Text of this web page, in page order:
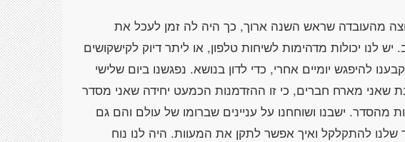
מהעובדה שראש השנה ארוך, כך היה לה זמן לעכל את
לנו יכולות מדהימות לשיחות טלפון, או ליתר דיוק לקישקושים
להיפגש יומיים אחרי, כדי לדון בנושא. נפגשנו ביום שלישי
שאני מארח חברים, כי זו ההזדמנות הכמעט יחידה שאני מסדר
ישבנו ושוחחנו על עניינים שברומו של עולם והם גם
שלנו להתקלקל ואיך אפשר לתקן את המעוות. היה לנו נוח